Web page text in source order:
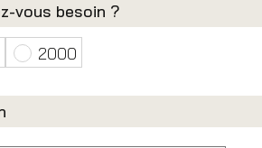
vous besoin ?
2000